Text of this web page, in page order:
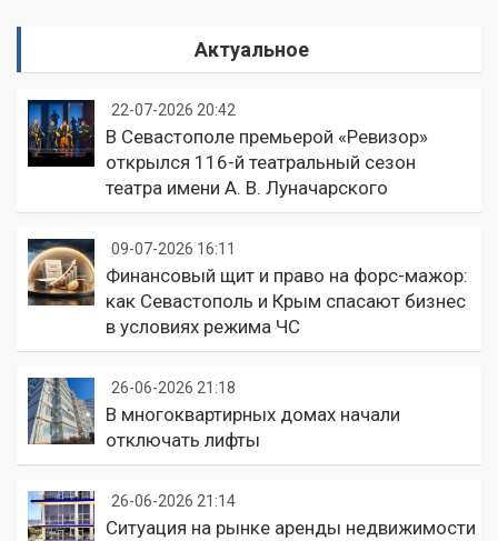
Актуальное
22-07-2026 20:42
В Севастополе премьерой «Ревизор»
открылся 116-й театральный сезон
театра имени А. В. Луначарского
09-07-2026 16:11
Финансовый щит и право на форс-мажор:
как Севастополь и Крым спасают бизнес
в условиях режима ЧС
26-06-2026 21:18
В многоквартирных домах начали
отключать лифты
26-06-2026 21:14
Ситуация на рынке аренды недвижимости